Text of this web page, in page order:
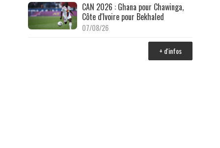
CAN 2026 : Ghana pour Chawinga,
Côte d'Ivoire pour Bekhaled
07/08/26
+ d'infos